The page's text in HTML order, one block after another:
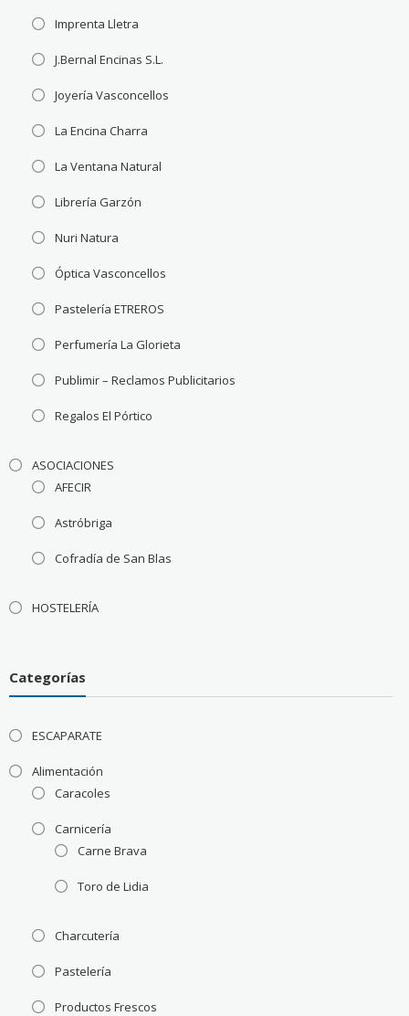
Imprenta Lletra
J.Bernal Encinas S.L.
Joyería Vasconcellos
La Encina Charra
La Ventana Natural
Librería Garzón
Nuri Natura
Óptica Vasconcellos
Pastelería ETREROS
Perfumería La Glorieta
Publimir – Reclamos Publicitarios
Regalos El Pórtico
ASOCIACIONES
AFECIR
Astróbriga
Cofradía de San Blas
HOSTELERÍA
Categorías
ESCAPARATE
Alimentación
Caracoles
Carnicería
Carne Brava
Toro de Lidia
Charcutería
Pastelería
Productos Frescos